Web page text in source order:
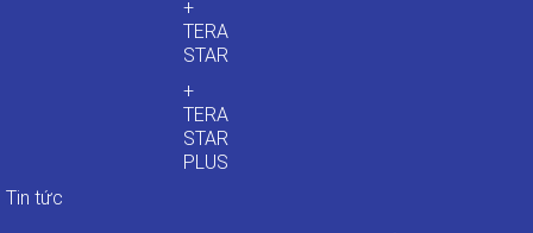
+
TERA
STAR
+
TERA
STAR
PLUS
Tin tức